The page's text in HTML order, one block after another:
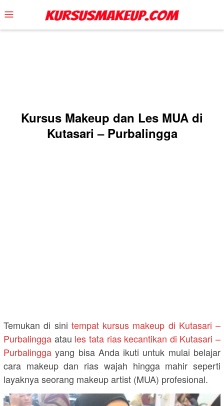
to
content
Mobile
Menu
Kursus Makeup dan Les MUA di
Kutasari – Purbalingga
Temukan di sini tempat kursus makeup di Kutasari –
Purbalingga atau les tata rias kecantikan di Kutasari –
Purbalingga yang bisa Anda ikuti untuk mulai belajar
cara makeup dan rias wajah hingga mahir seperti
layaknya seorang makeup artist (MUA) profesional.